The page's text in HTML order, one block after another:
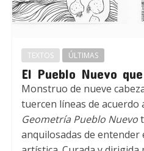
TEXTOS ÚLTIMAS
El Pueblo Nuevo
Monstruo de nueve
tuercen líneas de
Geometría Pueblo Nuevo
anquilosadas de